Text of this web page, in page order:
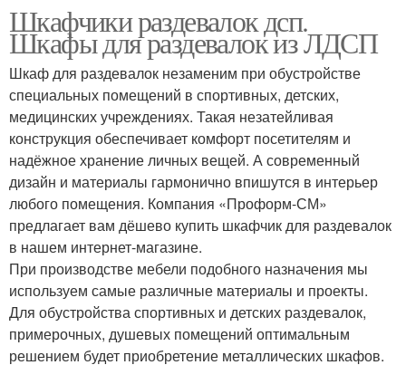
Шкафчики раздевалок дсп.
Шкафы для раздевалок из ЛДСП
Шкаф для раздевалок незаменим при обустройстве
специальных помещений в спортивных, детских,
медицинских учреждениях. Такая незатейливая
конструкция обеспечивает комфорт посетителям и
надёжное хранение личных вещей. А современный
дизайн и материалы гармонично впишутся в интерьер
любого помещения. Компания «Проформ-СМ»
предлагает вам дёшево купить шкафчик для раздевалок
в нашем интернет-магазине.
При производстве мебели подобного назначения мы
используем самые различные материалы и проекты.
Для обустройства спортивных и детских раздевалок,
примерочных, душевых помещений оптимальным
решением будет приобретение металлических шкафов.